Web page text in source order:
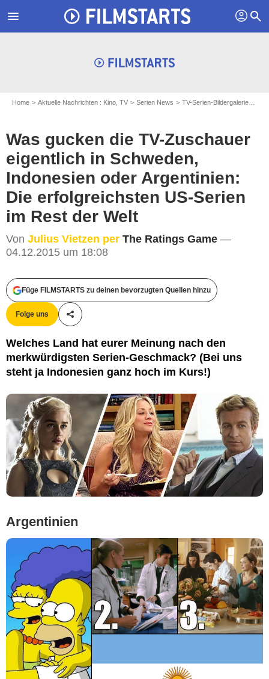
menu profil search
Home Aktuelle Nachrichten : Kino, TV Serien News TV-Serien-Bildergalerien
Was gucken die TV-Zuschauer
eigentlich in Schweden,
Indonesien oder Argentinien:
Die erfolgreichsten US-Serien
im Rest der Welt
Von Julius Vietzen per The Ratings Game —
04.12.2015 um 18:08
Füge FILMSTARTS zu deinen bevorzugten Quellen hinzu
Folge uns
Teile diesen Artikel
Welches Land hat eurer Meinung nach den
merkwürdigsten Serien-Geschmack? (Bei uns
steht ja Indonesien ganz hoch im Kurs!)
Argentinien